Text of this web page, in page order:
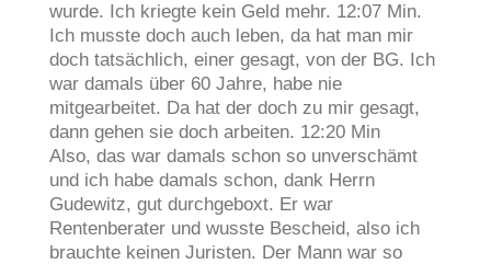
wurde. Ich kriegte kein Geld mehr. 12:07 Min.
Ich musste doch auch leben, da hat man mir
doch tatsächlich, einer gesagt, von der BG. Ich
war damals über 60 Jahre, habe nie
mitgearbeitet. Da hat der doch zu mir gesagt,
dann gehen sie doch arbeiten. 12:20 Min
Also, das war damals schon so unverschämt
und ich habe damals schon, dank Herrn
Gudewitz, gut durchgeboxt. Er war
Rentenberater und wusste Bescheid, also ich
brauchte keinen Juristen. Der Mann war so